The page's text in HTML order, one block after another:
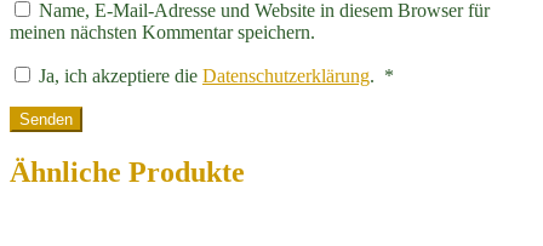
Name, E-Mail-Adresse und Website in diesem Browser für
meinen nächsten Kommentar speichern.
Ja, ich akzeptiere die Datenschutzerklärung. *
Ähnliche Produkte